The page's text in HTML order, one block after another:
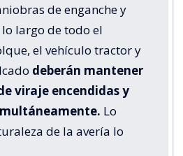
de enganche y
largo de todo el
el vehículo tractor y
deberán mantener
viraje encendidas y
Lo
de la avería lo